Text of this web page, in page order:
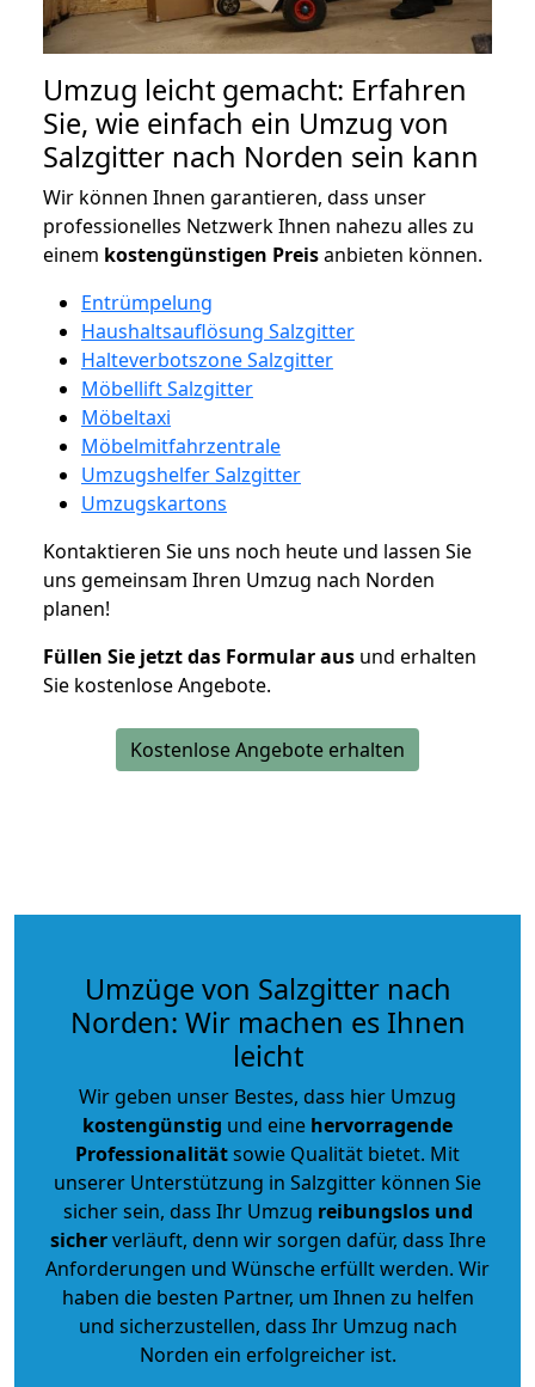
Umzug leicht gemacht: Erfahren
Sie, wie einfach ein Umzug von
Salzgitter nach Norden sein kann
Wir können Ihnen garantieren, dass unser
professionelles Netzwerk Ihnen nahezu alles zu
einem kostengünstigen Preisanbieten können.
Entrümpelung
Haushaltsauflösung Salzgitter
Halteverbotszone Salzgitter
Möbellift Salzgitter
Möbeltaxi
Möbelmitfahrzentrale
Umzugshelfer Salzgitter
Umzugskartons
Kontaktieren Sie uns noch heute und lassen Sie
uns gemeinsam Ihren Umzug nach Norden
planen!
Füllen Sie jetzt das Formular aus und erhalten
Sie kostenlose Angebote.
Kostenlose Angebote erhalten
Umzüge von Salzgitter nach
Norden: Wir machen es Ihnen
leicht
Wir geben unser Bestes, dass hier Umzug
kostengünstig und eine hervorragende
Professionalitätsowie Qualität bietet. Mit
unserer Unterstützung in Salzgitter können Sie
sicher sein, dass Ihr Umzug reibungslos und
sicherverläuft, denn wir sorgen dafür, dass Ihre
Anforderungen und Wünsche erfüllt werden. Wir
haben die besten Partner, um Ihnen zu helfen
und sicherzustellen, dass Ihr Umzug nach
Norden ein erfolgreicher ist.